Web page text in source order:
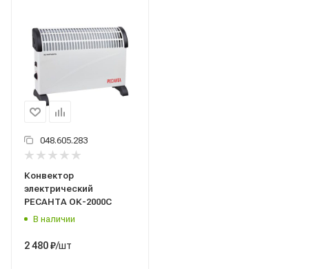
048.605.283
Конвектор
электрический
РЕСАНТА ОК-2000С
В наличии
2 480₽/шт